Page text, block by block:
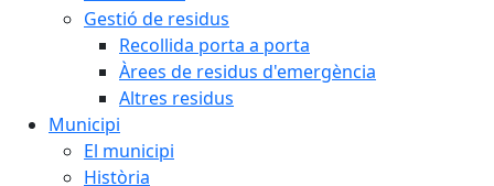
Gestió de residus
Recollida porta a porta
Àrees de residus d'emergència
Altres residus
Municipi
El municipi
Història